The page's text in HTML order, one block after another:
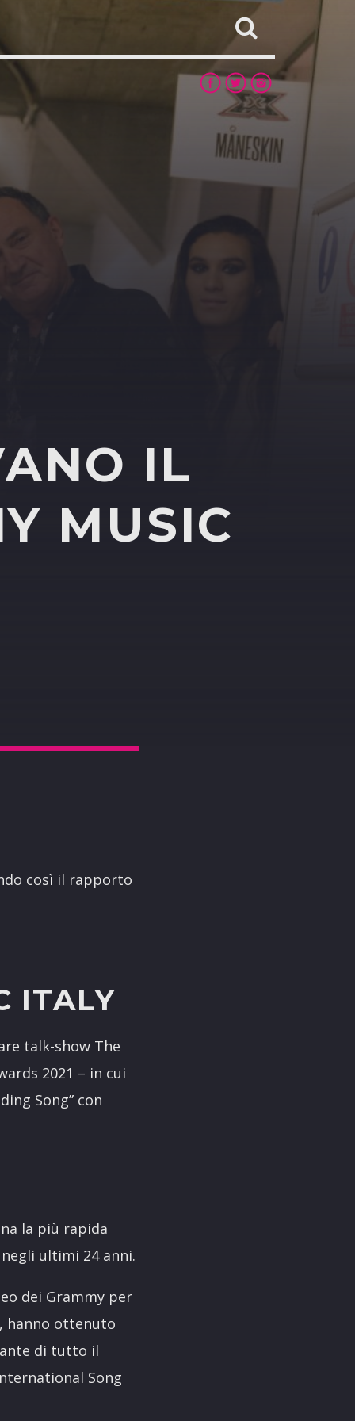
IL
MUSIC
così il rapporto
ITALY
talk-show The
2021 – in cui
Song” con
la più rapida
ultimi 24 anni.
dei Grammy per
hanno ottenuto
di tutto il
Song